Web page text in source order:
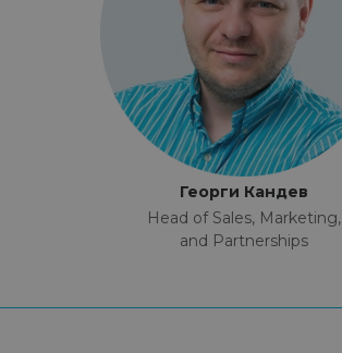
Георги Кандев
Head of Sales, Marketing,
and Partnerships